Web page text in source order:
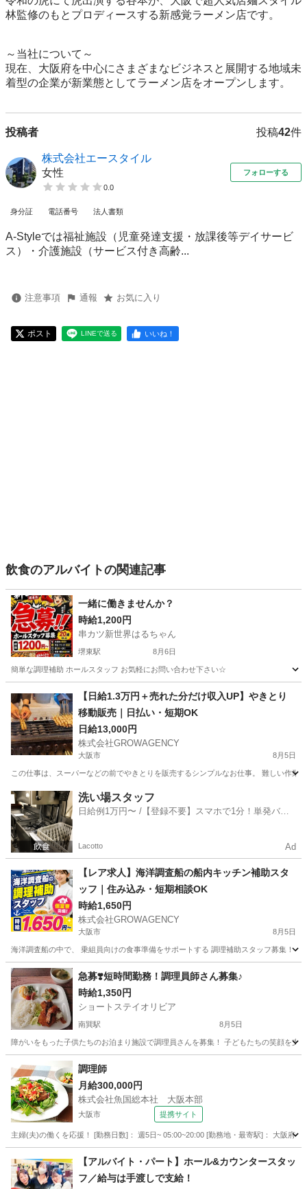
林監修のもとプロディースする新感覚ラーメン店です。
～当社について～
現在、大阪府を中心にさまざまなビジネスと展開する地域未
着型の企業が新業態としてラーメン店をオープンします。
投稿者 投稿42件
株式会社エースタイル
女性
0.0
フォローする
身分証 電話番号 法人書類
A-Styleでは福祉施設（児童発達支援・放課後等デイサービ
ス）・介護施設（サービス付き高齢...
注意事項 通報 お気に入り
ポスト LINEで送る いいね！
飲食のアルバイトの関連記事
一緒に働きませんか？
時給1,200円
串カツ新世界はるちゃん
堺東駅 8月6日
簡単な調理補助 ホールスタッフ お気軽にお問い合わせ下さい☆
堺東駅 居酒屋 スタッフ
【日給1.3万円＋売れた分だけ収入UP】やきとり
移動販売｜日払い・短期OK
日給13,000円
株式会社GROWAGENCY
大阪市 8月5日
この仕事は、スーパーなどの前でやきとりを販売するシンプルなお仕事。 難しい作
大阪 大阪市 その他 移動販売
洗い場スタッフ
日給例1万円〜 /【登録不要】スマホで1分！単発バイ
Lacotto Ad
【レア求人】海洋調査船の船内キッチン補助スタ
ッフ｜住み込み・短期相談OK
時給1,650円
株式会社GROWAGENCY
大阪市 8月5日
海洋調査船の中で、 乗組員向けの食事準備をサポートする 調理補助スタッフ募集！
大阪 大阪市 キッチン スタッフ
急募❣️短時間勤務！調理員師さん募集♪
時給1,350円
ショートステイオリビア
南巽駅 8月5日
障がいをもった子供たちのお泊まり施設で調理員さんを募集！ 子どもたちの笑顔を
大阪 大阪市 南巽駅
調理師
月給300,000円
株式会社魚国総本社 大阪本部
大阪市 提携サイト
主婦(夫)の働くを応援！ [勤務日数]： 週5日~ 05:00~20:00 [勤務地・最寄駅]： 大阪
キッチン
【アルバイト・パート】ホール&カウンタースタッ
フ／給与は⼿渡しで⽀給！